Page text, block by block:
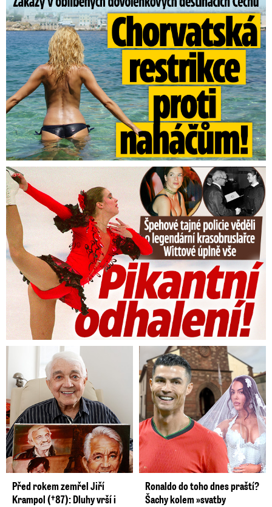
Tajná policie špehovala krasobruslařku Wittovou: Pikantní ...
Před rokem zemřel Jiří
Krampol (†87): Dluhy vrší i
Ronaldo do toho dnes praští?
Šachy kolem »svatby